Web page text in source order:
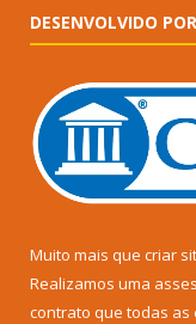
DESENVOLVIDO
Muito mais que criar
Realizamos uma
contrato que todas as